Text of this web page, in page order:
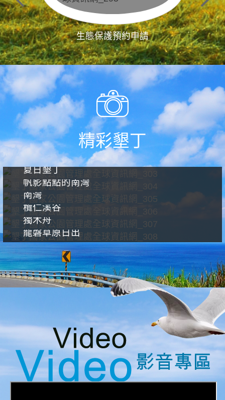
生態保護預約申請
精彩墾丁
夏日墾丁
帆影點點的南灣
南灣
欖仁溪谷
獨木舟
龍磐草原日出